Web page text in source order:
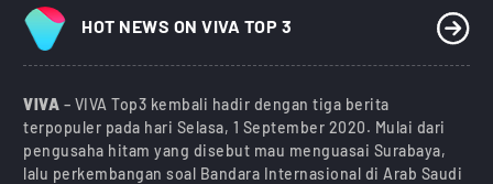
HOT NEWS ON VIVA TOP 3
VIVA – VIVA Top3 kembali hadir dengan tiga berita
terpopuler pada hari Selasa, 1 September 2020. Mulai dari
pengusaha hitam yang disebut mau menguasai Surabaya,
lalu perkembangan soal Bandara Internasional di Arab Saudi